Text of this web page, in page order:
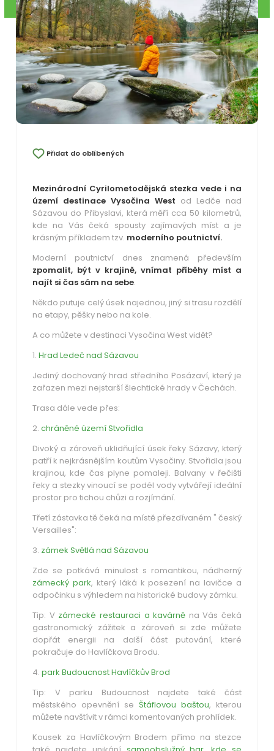
Přidat do oblíbených
Mezinárodní Cyrilometodějská stezka vede i na
území destinace Vysočina West od Ledče nad
Sázavou do Přibyslavi, která měří cca 50 kilometrů,
kde na Vás čeká spousty zajímavých míst a je
krásným příkladem tzv. moderního poutnictví.
Moderní poutnictví dnes znamená především
zpomalit, být v krajině, vnímat příběhy míst a
najít si čas sám na sebe.
Někdo putuje celý úsek najednou, jiný si trasu rozdělí
na etapy, pěšky nebo na kole.
A co můžete v destinaci Vysočina West vidět?
1. Hrad Ledeč nad Sázavou
Jediný dochovaný hrad středního Posázaví, který je
zařazen mezi nejstarší šlechtické hrady v Čechách.
Trasa dále vede přes:
2. chráněné území Stvořidla
Divoký a zároveň uklidňující úsek řeky Sázavy, který
patří k nejkrásnějším koutům Vysočiny. Stvořidla jsou
krajinou, kde čas plyne pomaleji. Balvany v řečišti
řeky a stezky vinoucí se podél vody vytvářejí ideální
prostor pro tichou chůzi a rozjímání.
Třetí zástavka tě čeká na místě přezdívaném " český
Versailles":
3. zámek Světlá nad Sázavou
Zde se potkává minulost s romantikou, nádherný
zámecký park, který láká k posezení na lavičce a
odpočinku s výhledem na historické budovy zámku.
Tip: Vzámecké restauraci a kavárně na Vás čeká
gastronomický zážitek a zároveň si zde můžete
dopřát energii na další část putování, které
pokračuje do Havlíčkova Brodu.
4. park Budoucnost Havlíčkův Brod
Tip: V parku Budoucnost najdete také část
městského opevnění se Štáflovou baštou, kterou
můžete navštívit v rámci komentovaných prohlídek.
Kousek za Havlíčkovým Brodem přímo na stezce